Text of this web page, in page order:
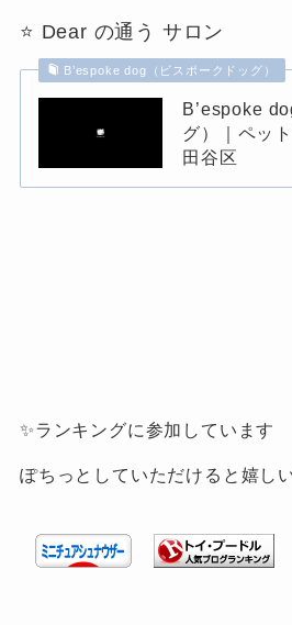
⭐ Dear の通う サロン
B’espoke dog（ビスポークドッグ）
B’espoke
グ）｜ペッ
田谷区
✨ランキングに参加しています
ぽちっとしていただけると嬉し